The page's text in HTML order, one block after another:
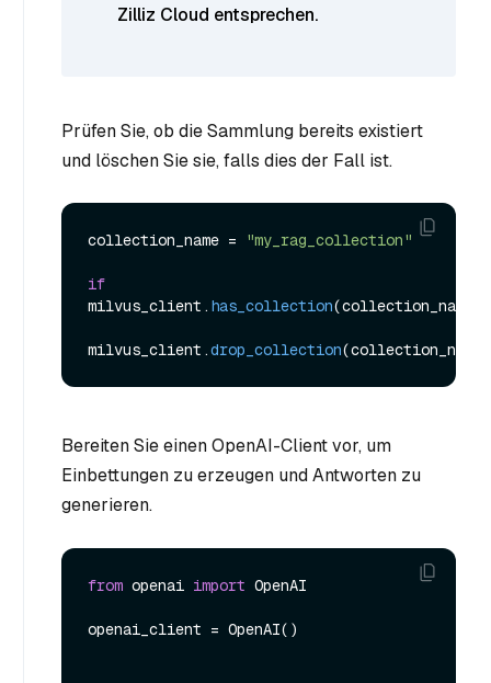
Zilliz Cloud entsprechen.
Prüfen Sie, ob die Sammlung bereits existiert
und löschen Sie sie, falls dies der Fall ist.
collection_name = "my_rag_collection"
if
milvus_client. has_collection(collection_name):
milvus_client.drop_collection
Bereiten Sie einen OpenAI-Client vor, um
Einbettungen zu erzeugen und Antworten zu
generieren.
from openai import OpenAI
openai_client = OpenAI()